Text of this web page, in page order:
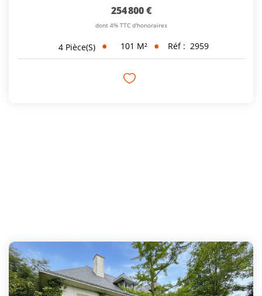
254 800 €
dont 4% TTC d'honoraires
4 Pièce(s) 101 M² Réf : 2959